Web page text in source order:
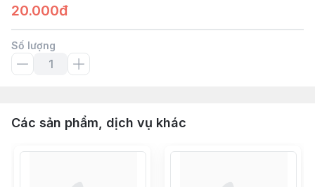
20.000đ
Số lượng
Các sản phẩm, dịch vụ khác